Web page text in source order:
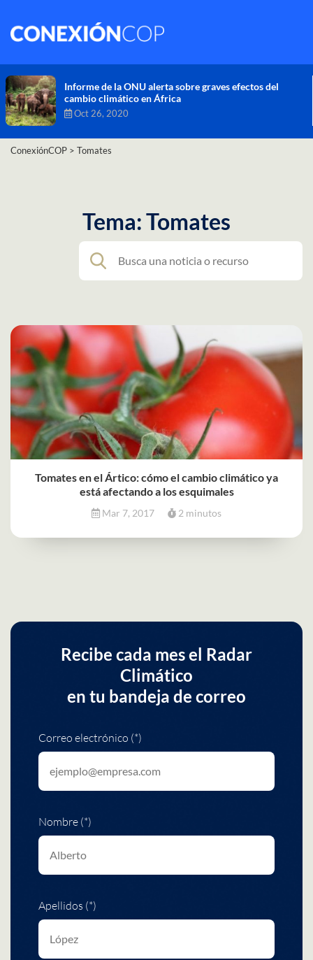
Comisión de Alto Nivel de Cambio Climático aprueba
nueva ambición climática del Perú
Dic 16, 2020
ConexiónCOP > Tomates
Tema: Tomates
Tomates en el Ártico: cómo el cambio climático ya
está afectando a los esquimales
Mar 7, 2017 2 minutos
Recibe cada mes el Radar
Climático
en tu bandeja de correo
Correo electrónico (*)
Nombre (*)
Apellidos (*)